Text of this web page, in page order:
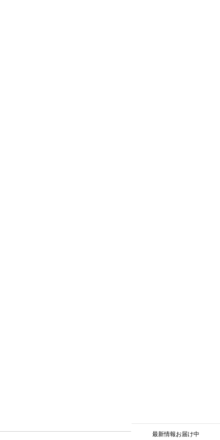
最新情報お届け中